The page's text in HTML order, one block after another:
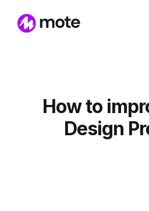
How to
Design